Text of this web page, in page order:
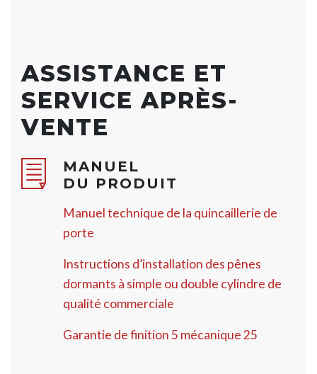
ASSISTANCE ET
SERVICE APRÈS-
VENTE
MANUEL
DU PRODUIT
Manuel technique de la quincaillerie de
porte
Instructions d’installation des pênes
dormants à simple ou double cylindre de
qualité commerciale
Garantie de finition 5 mécanique 25